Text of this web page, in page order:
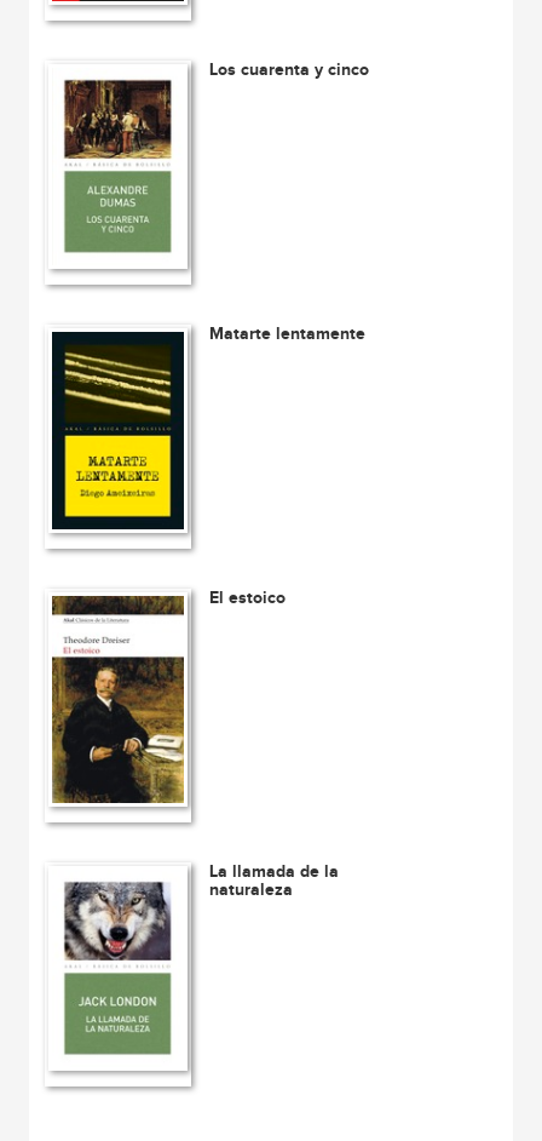
Los cuarenta y cinco
Matarte lentamente
El estoico
La llamada de la
naturaleza